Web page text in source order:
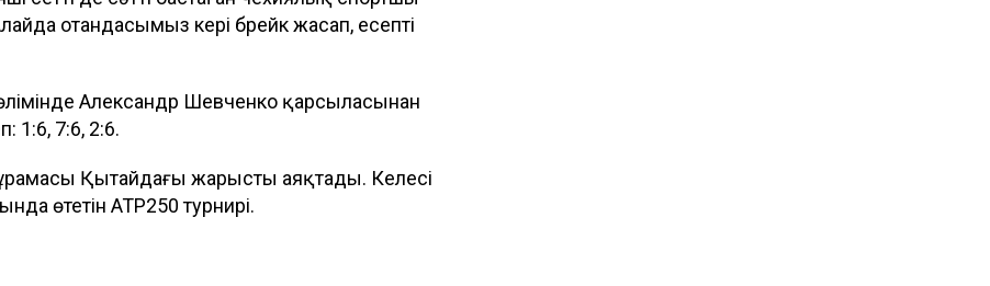
отандасымыз кері брейк жасап, есепті
Александр Шевченко қарсыласынан
1:6, 7:6, 2:6.
Қытайдағы жарысты аяқтады. Келесі
өтетін ATP250 турнирі.